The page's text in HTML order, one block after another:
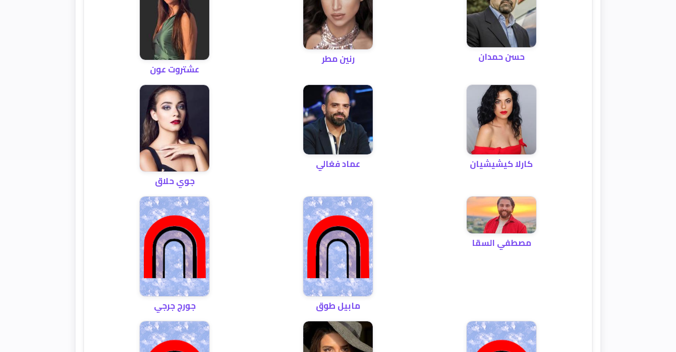
حسن حمدان رنين مطر
عشتروت عون
كارلا كيشيشيان
عماد فغالي
جوي حلاق
مصطفي السقا
مابيل طوق جورج جرجي